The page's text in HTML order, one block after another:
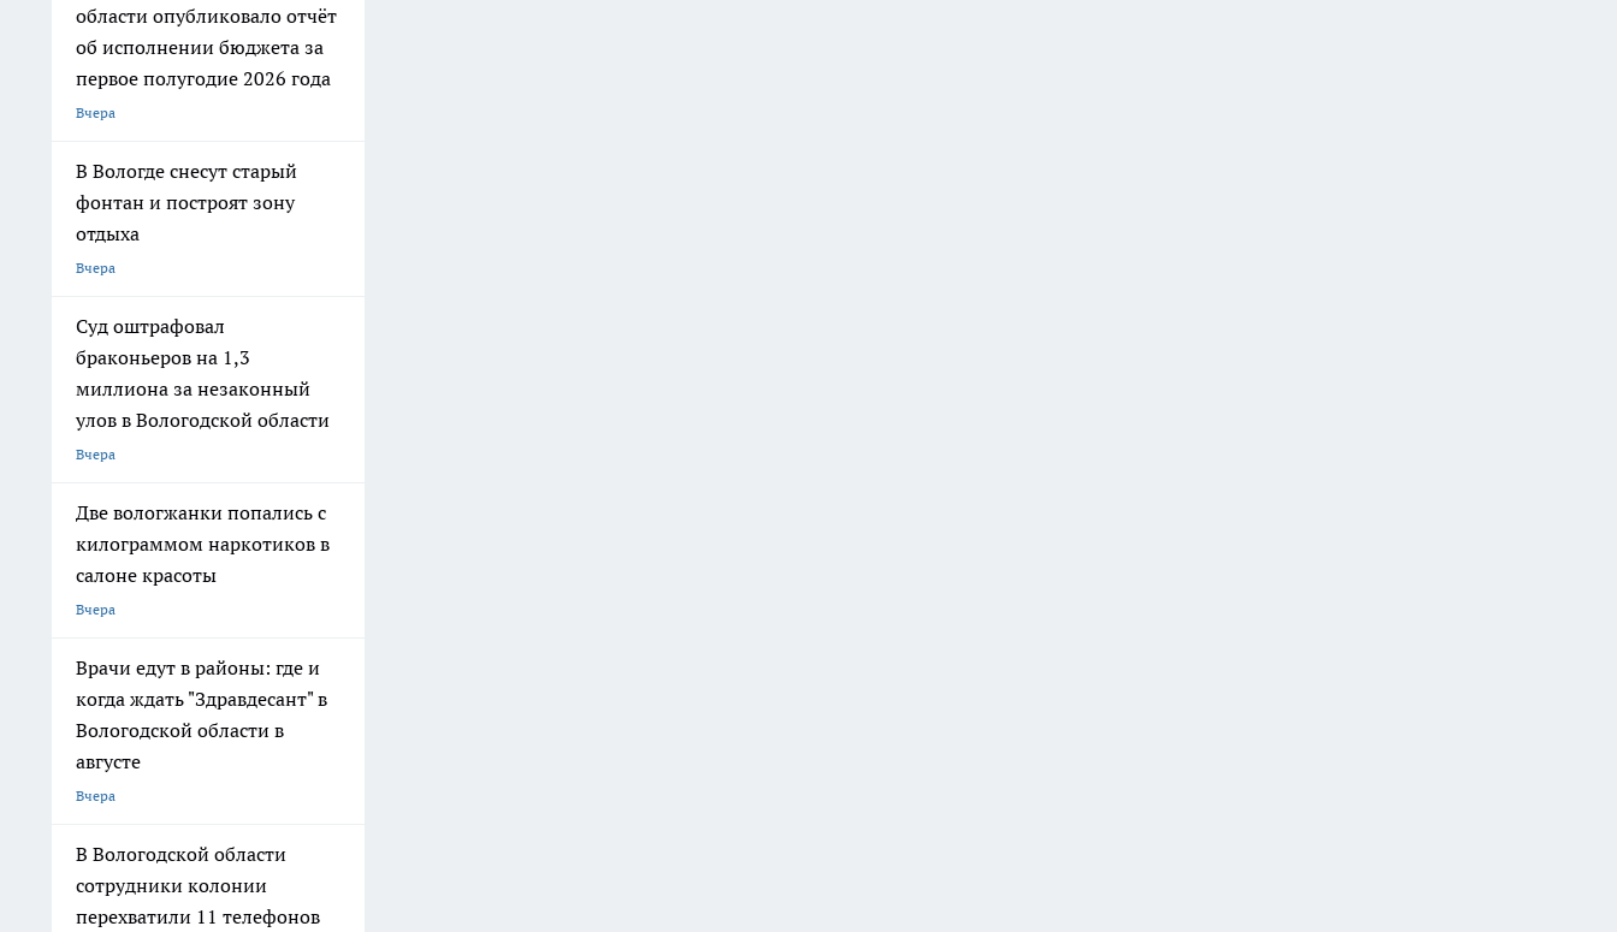
области опубликовало отчёт
об исполнении бюджета за
первое полугодие 2026 года
Вчера
В Вологде снесут старый
фонтан и построят зону
отдыха
Вчера
Суд оштрафовал
браконьеров на 1,3
миллиона за незаконный
улов в Вологодской области
Вчера
Две вологжанки попались с
килограммом наркотиков в
салоне красоты
Вчера
Врачи едут в районы: где и
когда ждать "Здравдесант" в
Вологодской области в
августе
Вчера
В Вологодской области
сотрудники колонии
перехватили 11 телефонов